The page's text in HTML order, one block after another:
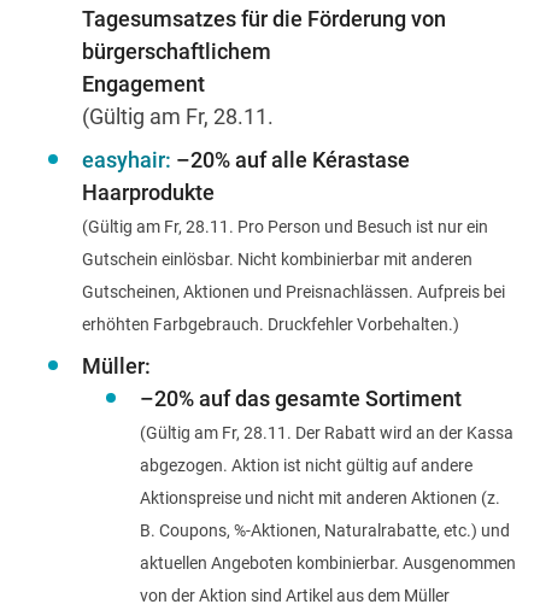
Tagesumsatzesfür die Förderung von
bürgerschaftlichem
Engagement
(Gültig am Fr, 28.11.
easyhair: –20% auf alle Kérastase
Haarprodukte
(Gültig am Fr, 28.11. Pro Person und Besuch ist nur ein
Gutschein einlösbar. Nicht kombinierbar mit anderen
Gutscheinen, Aktionen und Preisnachlässen. Aufpreis bei
erhöhten Farbgebrauch. Druckfehler Vorbehalten.)
Müller:
–20% auf das gesamte Sortiment
(Gültig am Fr, 28.11. Der Rabatt wird an der Kassa
abgezogen. Aktion ist nicht gültig auf andere
Aktionspreise und nicht mit anderen Aktionen (z.
B. Coupons, %-Aktionen, Naturalrabatte, etc.) und
aktuellen Angeboten kombinierbar. Ausgenommen
von der Aktion sind Artikel aus dem Müller